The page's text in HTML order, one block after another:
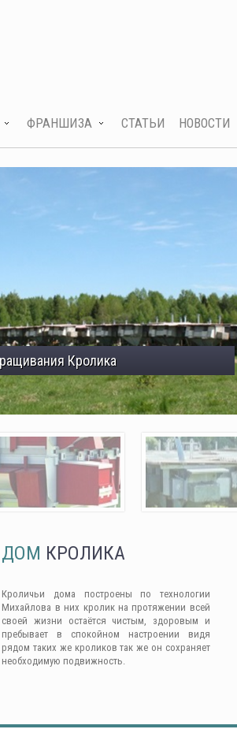
ФРАНШИЗА СТАТЬИ НОВОСТИ
Кролика
ДОМ КРОЛИКА
Кроличьи дома построены по технологии
Михайлова в них кролик на протяжении всей
своей жизни остаётся чистым, здоровым и
пребывает в спокойном настроении видя
рядом таких же кроликов так же он сохраняет
необходимую подвижность.